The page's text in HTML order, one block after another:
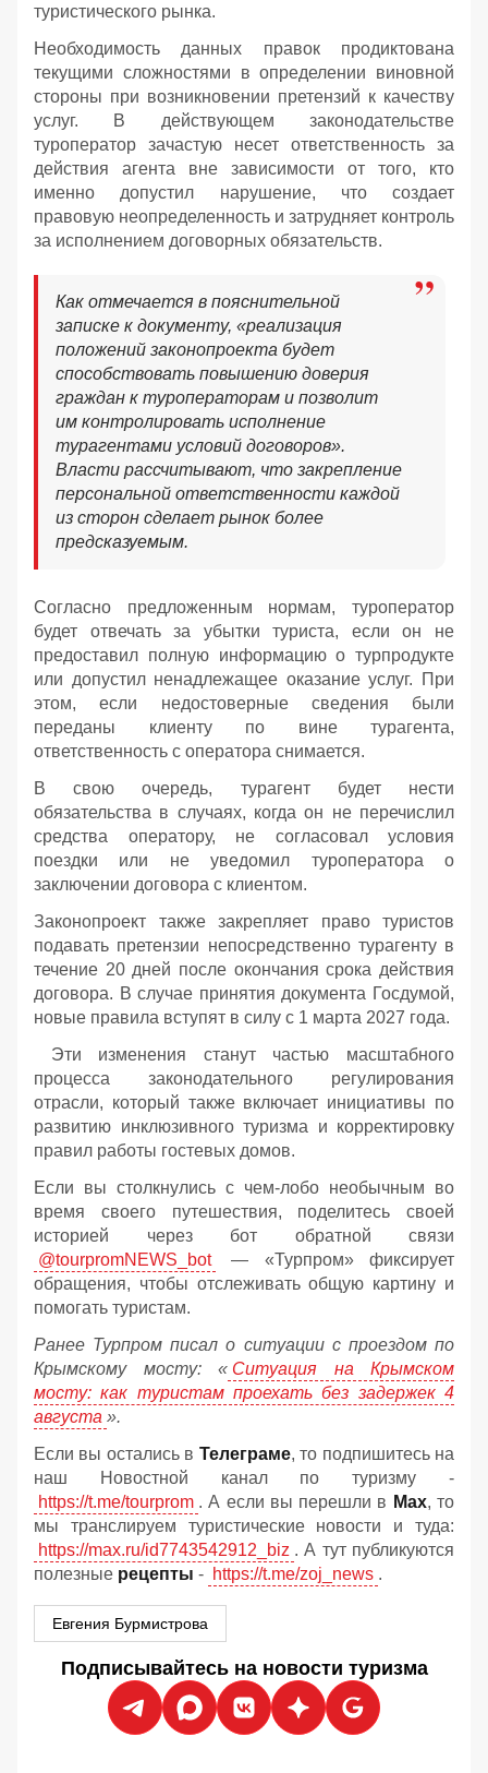
туристического рынка.
Необходимость данных правок продиктована
текущими сложностями в определении виновной
стороны при возникновении претензий к качеству
услуг. В действующем законодательстве
туроператор зачастую несет ответственность за
действия агента вне зависимости от того, кто
именно допустил нарушение, что создает
правовую неопределенность и затрудняет контроль
за исполнением договорных обязательств.
Как отмечается в пояснительной
записке к документу, «реализация
положений законопроекта будет
способствовать повышению доверия
граждан к туроператорам и позволит
им контролировать исполнение
турагентами условий договоров».
Власти рассчитывают, что закрепление
персональной ответственности каждой
из сторон сделает рынок более
предсказуемым.
Согласно предложенным нормам, туроператор
будет отвечать за убытки туриста, если он не
предоставил полную информацию о турпродукте
или допустил ненадлежащее оказание услуг. При
этом, если недостоверные сведения были
переданы клиенту по вине турагента,
ответственность с оператора снимается.
В свою очередь, турагент будет нести
обязательства в случаях, когда он не перечислил
средства оператору, не согласовал условия
поездки или не уведомил туроператора о
заключении договора с клиентом.
Законопроект также закрепляет право туристов
подавать претензии непосредственно турагенту в
течение 20 дней после окончания срока действия
договора. В случае принятия документа Госдумой,
новые правила вступят в силу с 1 марта 2027 года.
Эти изменения станут частью масштабного
процесса законодательного регулирования
отрасли, который также включает инициативы по
развитию инклюзивного туризма и корректировку
правил работы гостевых домов.
Если вы столкнулись с чем-лобо необычным во
время своего путешествия, поделитесь своей
историей через бот обратной связи
@tourpromNEWS_bot
— «Турпром» фиксирует
обращения, чтобы отслеживать общую картину и
помогать туристам.
Ранее Турпром писал о ситуации с проездом по
Крымскому мосту: « Ситуация на Крымском
мосту: как туристам проехать без задержек 4
августа ».
Если вы остались в Телеграме, то подпишитесь на
наш Новостной канал по туризму -
https://t.me/tourprom . А если вы перешли в Мах, то
мы транслируем туристические новости и туда:
https://max.ru/id7743542912_biz . А тут публикуются
полезные рецепты - https://t.me/zoj_news .
Евгения Бурмистрова
Подписывайтесь на новости туризма